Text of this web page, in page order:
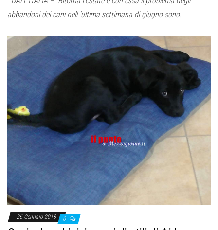
abbandoni dei cani nell ‘ultima settimana di giugno sono…
26 Gennaio 2018 0